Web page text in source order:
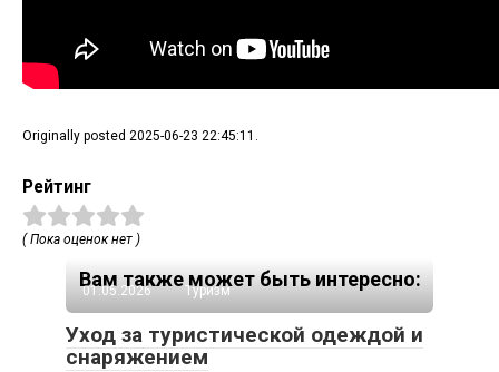
Originally posted 2025-06-23 22:45:11.
Рейтинг
( Пока оценок нет )
Вам также может быть интересно:
01.05.2026 Туризм
Уход за туристической одеждой и
снаряжением